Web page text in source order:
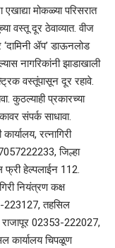
मोकळ्या परिसरात
वस्तू दूर ठेवाव्यात. वीज
‘दामिनी ॲप’ डाऊनलोड
नागरिकांनी झाडाखाली
वस्तूंपासून दूर रहावे.
कुठल्याही प्रकारच्या
संपर्क साधावा.
रत्नागिरी
जिल्हा
फ्री हेल्पलाईन 112.
नियंत्रण कक्ष
223127, तहसिल
राजापूर 02353-222027,
कार्यालय चिपळूण